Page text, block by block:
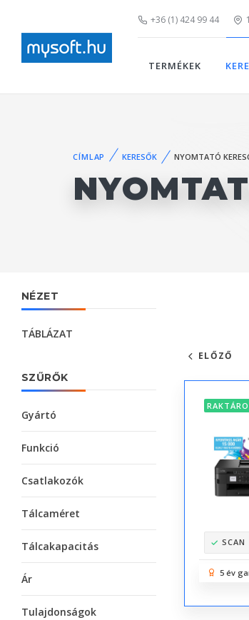
+36 (1) 424 99 44
TERMÉKEK
CÍMLAP KERESŐK NYOMTATÓ
NÉZET
TÁBLÁZAT
SZŰRŐK
Gyártó
Funkció
Csatlakozók
Tálcaméret
Tálcakapacitás
Ár
Tulajdonságok
ELŐZŐ
SCAN
5 év